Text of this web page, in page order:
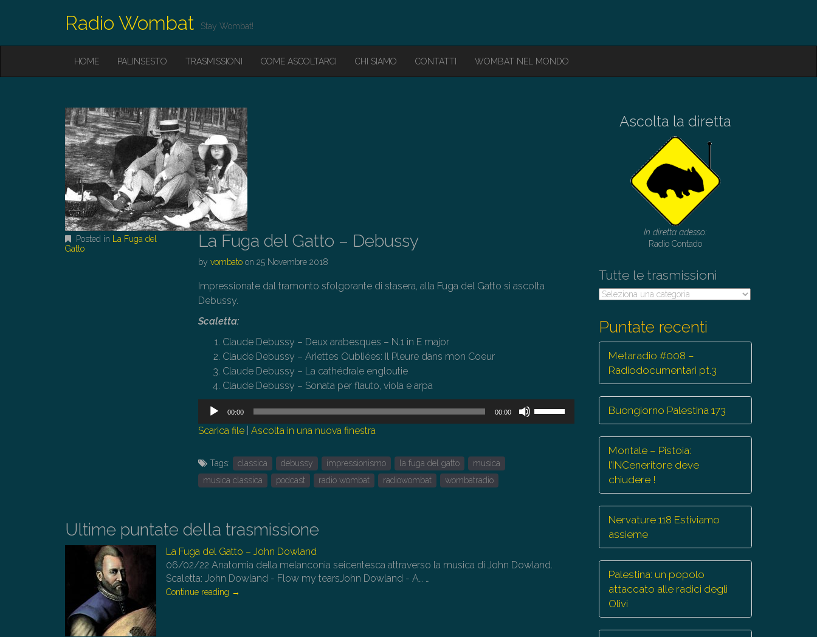
Radio Wombat Stay Wombat!
M
N
M
E
N
U
O
C
O
N
T
E
N
T
HOME PALINSESTO TRASMISSIONI COME ASCOLTARCI CHI SIAMO CONTATTI WOMBAT NEL MONDO
Posted in
La Fuga del
Gatto
La Fuga del Gatto – Debussy
byvombato on25 Novembre 2018
Impressionate dal tramonto sfolgorante di stasera, alla Fuga del Gatto si ascolta
Debussy.
Scaletta:
Claude Debussy – Deux arabesques – N.1 in E major
Claude Debussy – Ariettes Oubliées: Il Pleure dans mon Coeur
Claude Debussy – La cathédrale engloutie
Claude Debussy – Sonata per flauto, viola e arpa
Audio
00:00 00:00
Scarica file |Ascolta in una nuova finestra
Tags: classica debussy impressionismo la fuga del gatto
musica
musica classica
podcast radio wombat radiowombat wombatradio
Ultime puntate della trasmissione
La Fuga del Gatto – John Dowland
06/02/22 Anatomia della melanconia seicentesca attraverso la musica di John Dowland.
Scaletta: John Dowland - Flow my tearsJohn Dowland - A… …
Continue reading →
Ascolta la diretta
In diretta adesso:
Radio Contado
Tutte le trasmissioni
Tutte
Puntate recenti
Metaradio #008 –
Radiodocumentari pt.3
Buongiorno Palestina 173
Montale – Pistoia:
l’INCeneritore deve
chiudere !
Nervature 118 Estiviamo
assieme
Palestina: un popolo
attaccato alle radici degli
Olivi